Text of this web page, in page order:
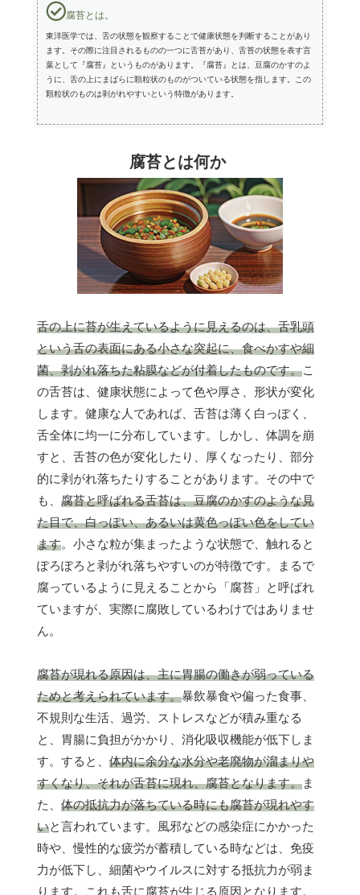
腐苔とは。
東洋医学では、舌の状態を観察することで健康状態を判断することがあり
ます。その際に注目されるものの一つに舌苔があり、舌苔の状態を表す言
葉として『腐苔』というものがあります。『腐苔』とは、豆腐のかすのよ
うに、舌の上にまばらに顆粒状のものがついている状態を指します。この
顆粒状のものは剥がれやすいという特徴があります。
腐苔とは何か
舌の上に苔が生えているように見えるのは、舌乳頭
という舌の表面にある小さな突起に、食べかすや細
菌、剥がれ落ちた粘膜などが付着したものです。こ
の舌苔は、健康状態によって色や厚さ、形状が変化
します。健康な人であれば、舌苔は薄く白っぽく、
舌全体に均一に分布しています。しかし、体調を崩
すと、舌苔の色が変化したり、厚くなったり、部分
的に剥がれ落ちたりすることがあります。その中で
も、 腐苔と呼ばれる舌苔は、豆腐のかすのような見
た目で、白っぽい、あるいは黄色っぽい色をしてい
ます。小さな粒が集まったような状態で、触れると
ぽろぽろと剥がれ落ちやすいのが特徴です。まるで
腐っているように見えることから「腐苔」と呼ばれ
ていますが、実際に腐敗しているわけではありませ
ん。
腐苔が現れる原因は、主に胃腸の働きが弱っている
ためと考えられています。暴飲暴食や偏った食事、
不規則な生活、過労、ストレスなどが積み重なる
と、胃腸に負担がかかり、消化吸収機能が低下しま
す。すると、 体内に余分な水分や老廃物が溜まりや
すくなり、それが舌苔に現れ、腐苔となります。ま
た、 体の抵抗力が落ちている時にも腐苔が現れやす
いと言われています。風邪などの感染症にかかった
時や、慢性的な疲労が蓄積している時などは、免疫
力が低下し、細菌やウイルスに対する抵抗力が弱ま
ります。これも舌に腐苔が生じる原因となります。